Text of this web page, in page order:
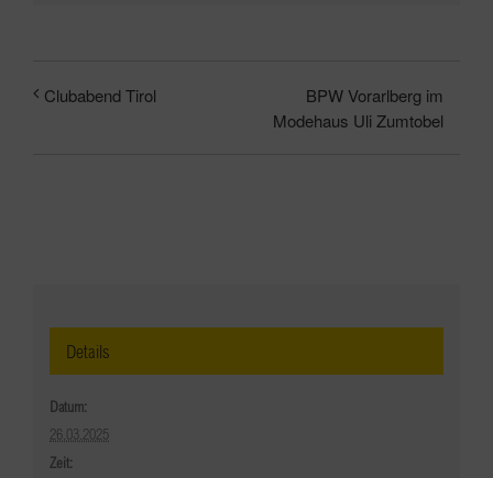
Clubabend Tirol
BPW Vorarlberg im
Modehaus Uli Zumtobel
Details
Datum:
26.03.2025
Zeit: